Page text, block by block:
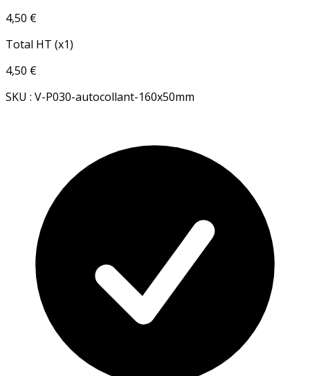
4,50 €
Total HT (x1)
4,50 €
SKU : V-P030-autocollant-160x50mm